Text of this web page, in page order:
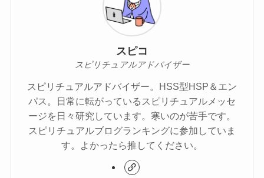
スピコ
スピリチュアルアドバイザー
スピリチュアルアドバイザー。HSS型HSP＆エン
パス。日常に転がっているスピリチュアルメッセ
ージを日々研究しています。寒いのが苦手です。
スピリチュアルブログランキングに参加していま
す。よかったら推してください。